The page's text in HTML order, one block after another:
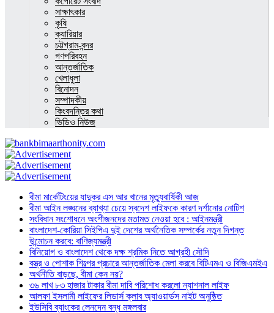
সাক্ষাৎকার
কৃষি
ক্যারিয়ার
চট্টগ্রাম-বন্দর
গণপরিবহন
আন্তর্জাতিক
খেলাধুলা
বিনোদন
সম্পাদকীয়
কিংবদন্তির কথা
ভিডিও নিউজ
বীমা মার্কেটিংয়ের যাদুকর এস আর খানের মৃত্যুবার্ষিকী আজ
বীমা আইন লঙ্ঘনের ব্যাখ্যা চেয়ে স্বদেশ লাইফকে কারণ দর্শানোর নোটিশ
সংবিধান সংশোধনে অংশীজনদের মতামত নেওয়া হবে : আইনমন্ত্রী
বাংলাদেশ-কোরিয়া সিইপিএ দুই দেশের অর্থনৈতিক সম্পর্কের নতুন দিগন্ত
উন্মোচন করবে: বাণিজ্যমন্ত্রী
বিনিয়োগ ও বাংলাদেশ থেকে দক্ষ শ্রমিক নিতে আগ্রহী সৌদি
বস্ত্র ও পোশাক শিল্পের প্রচারে আন্তর্জাতিক মেলা করবে বিটিএমএ ও বিজিএমইএ
অর্থনীতি বাড়ছে, বীমা কেন নয়?
৩৬ লাখ ৮৩ হাজার টাকার বীমা দাবি পরিশোধ করলো ন্যাশনাল লাইফ
আলফা ইসলামী লাইফের লিডার্স ক্লাব অ্যাওয়ার্ডস নাইট অনুষ্ঠিত
ইউসিবি ব্যাংকের লেনদেন বন্ধ মঙ্গলবার